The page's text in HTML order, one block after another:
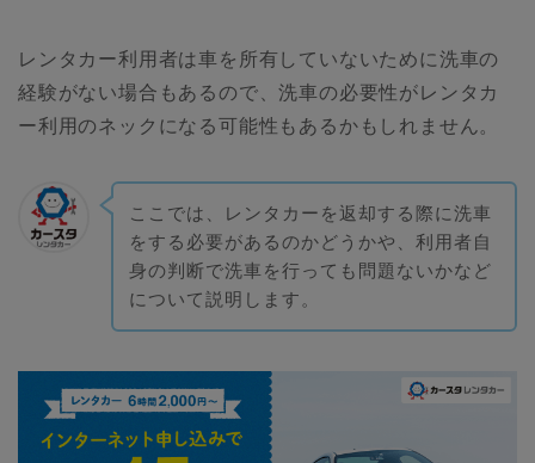
レンタカー利用者は車を所有していないために洗車の
経験がない場合もあるので、洗車の必要性がレンタカ
ー利用のネックになる可能性もあるかもしれません。
ここでは、レンタカーを返却する際に洗車
をする必要があるのかどうかや、利用者自
身の判断で洗車を行っても問題ないかなど
について説明します。